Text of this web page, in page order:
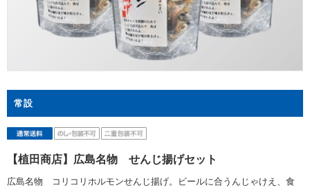
常設
【植田商店】広島名物 せんじ揚げセット
広島名物 コリコリホルモンせんじ揚げ。ビールに合うんじゃけえ、食